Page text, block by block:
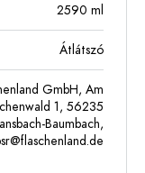
2590 ml
Átlátszó
GmbH, Am
1, 56235
Baumbach,